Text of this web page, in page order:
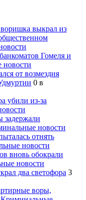
выкрал из
Гомеля и
от возмездия
0 в
убили из-за
задержали
новости
отнять
новости
вновь обокрали
новости
два светофора 3
воры,